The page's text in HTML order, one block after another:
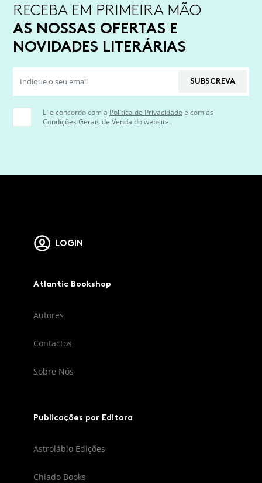
RECEBA EM PRIMEIRA MÃO
AS NOSSAS OFERTAS E
NOVIDADES LITERÁRIAS
SUBSCREVA
Li e concordo com a Política de Privacidade e com as
Condições Gerais de Venda do website.
LOGIN
Atlantic Bookshop
Autores
Contactos
Sobre Nós
Publicações por Editora
Astrolábio Edições
Chiado Books